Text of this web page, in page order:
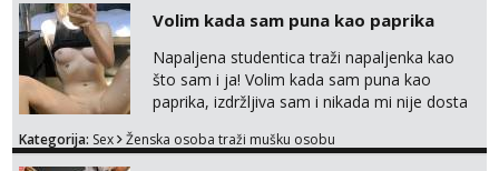
Volim kada sam puna kao paprika
Napaljena studentica traži napaljenka kao
što sam i ja! Volim kada sam puna kao
paprika, izdržljiva sam i nikada mi nije dosta
bilo kad i bilo gdje zato se javi što prije da
Kategorija: Sex Ženska osoba traži mušku osobu